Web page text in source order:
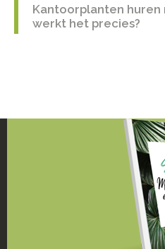
Kantoorplanten
werkt het precies?